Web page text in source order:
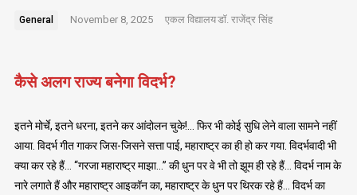
General November 8, 2025 एकल विद्यालयडॉ. राजेंद्र सिंह
कैसे अलग राज्य बनेगा विदर्भ?
इतने मोर्चे, इतने धरना, इतने कर आंदोलन चुके!… फिर भी कोई सुधि लेने वाला सामने नहीं
आया. विदर्भ गीत गाकर जिस-जिसने सत्ता पाई, महाराष्ट्र का ही हो कर गया. विदर्भवादी भी
क्या कर रहे हैं… “गरजा महाराष्ट्र माझा…” की धुन पर वे भी तो झूम ही रहे हैं… विदर्भ नाम के
नारे लगाते हैं और महाराष्ट्र आइकॉन का, महाराष्ट्र के धुन पर थिरक रहे हैं… विदर्भ का